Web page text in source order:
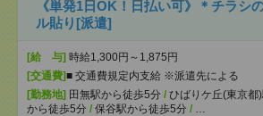
《単発1日OK！日払い可》＊チラシ
ル貼り[派遣]
[給 与] 時給1,300円～1,875円
[交通費]■ 交通費規定内支給 ※派遣先による
[勤務地] 田無駅から徒歩5分 / ひばりケ丘(東京都
から徒歩5分 / 保谷駅から徒歩5分 / …